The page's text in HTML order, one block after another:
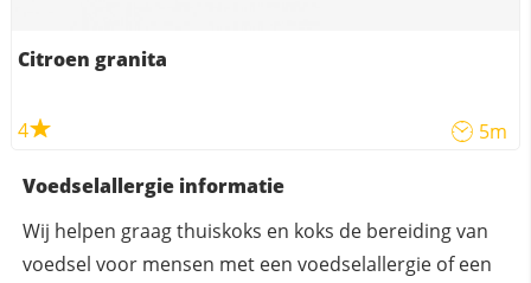
Citroen granita
4 5m
Voedselallergie informatie
Wij helpen graag thuiskoks en koks de bereiding van
voedsel voor mensen met een voedselallergie of een